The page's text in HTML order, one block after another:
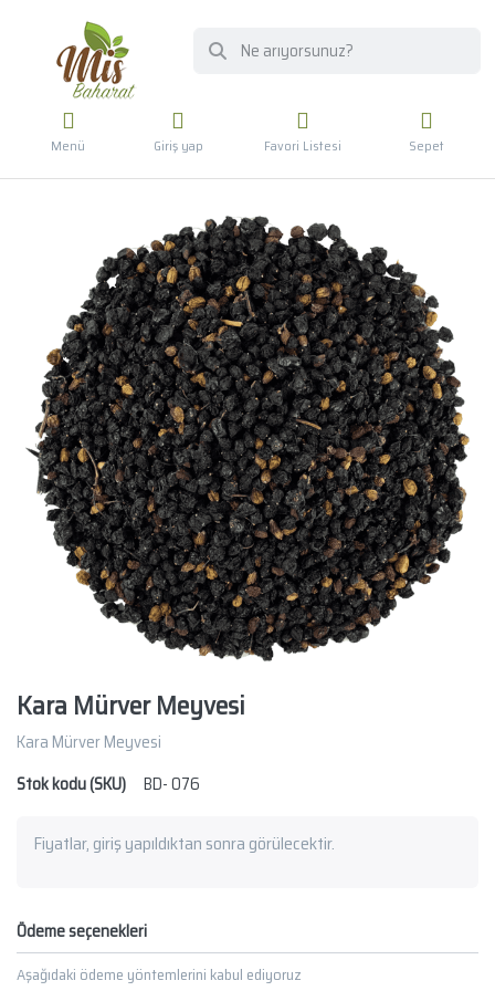
Menü Giriş yap Favori Listesi Sepet
Kara Mürver Meyvesi
Kara Mürver Meyvesi
Stok kodu (SKU)
BD- 076
Fiyatlar, giriş yapıldıktan sonra görülecektir.
Ödeme seçenekleri
Aşağıdaki ödeme yöntemlerini kabul ediyoruz